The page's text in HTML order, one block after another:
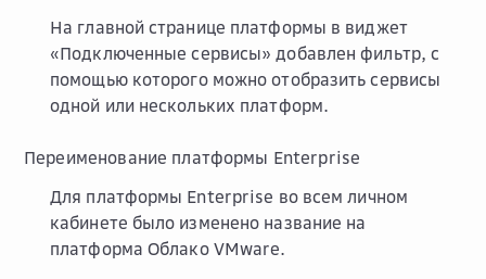
На главной странице платформы в виджет
«Подключенные сервисы» добавлен фильтр, с
помощью которого можно отобразить сервисы
одной или нескольких платформ.
Переименование платформы Enterprise
Для платформы Enterprise во всем личном
кабинете было изменено название на
платформа Облако VMware.